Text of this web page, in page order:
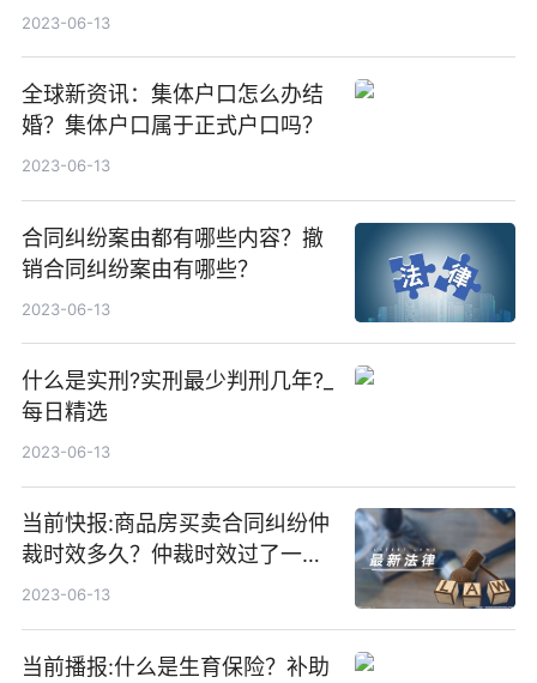
第二百一十七条内容
2023-06-13
全球新资讯：集体户口怎么办结
婚？集体户口属于正式户口吗？
2023-06-13
合同纠纷案由都有哪些内容？撤
销合同纠纷案由有哪些？
2023-06-13
什么是实刑?实刑最少判刑几年?_
每日精选
2023-06-13
当前快报:商品房买卖合同纠纷仲
裁时效多久？仲裁时效过了一年
怎么办？
2023-06-13
当前播报:什么是生育保险？补助